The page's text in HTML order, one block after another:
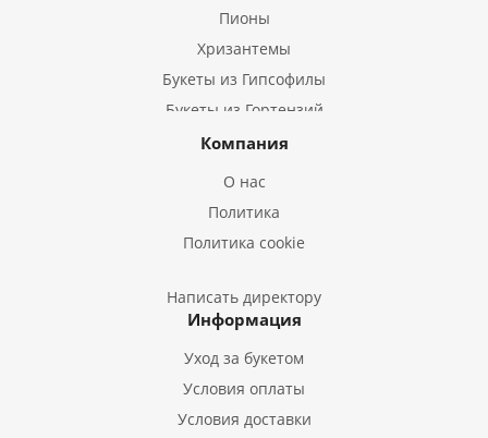
Пионы
Хризантемы
Букеты из Гипсофилы
Букеты из Гортензий
Букеты из Ирисов
Букеты из Эустом
Букеты из Гладиолусов
Букеты из Тюльпанов
Компания
О нас
Политика
Политика cookie
Написать директору
Информация
Уход за букетом
Условия оплаты
Условия доставки